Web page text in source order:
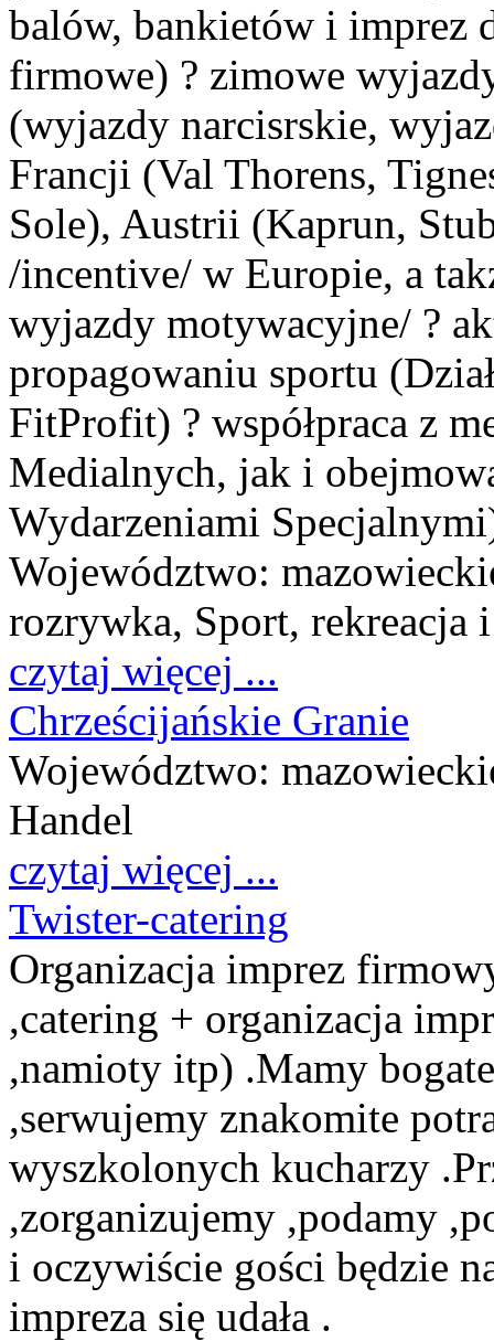
balów, bankietów i imprez
firmowe) ? zimowe
(wyjazdy narcisrskie,
Francji (Val Thorens,
Sole), Austrii (Kaprun,
/incentive/ w Europie, a
wyjazdy motywacyjne/ ?
propagowaniu sportu
FitProfit) ? współpraca z
Medialnych, jak i
Wydarzeniami
Województwo:
rozrywka, Sport, rekreacja
czytaj więcej ...
Chrześcijańskie Granie
Województwo:
Handel
czytaj więcej ...
Twister-catering
Organizacja imprez
,catering + organizacja
,namioty itp) .Mamy
,serwujemy znakomite
wyszkolonych kucharzy
,zorganizujemy ,podamy
i oczywiście gości będzie
impreza się udała .